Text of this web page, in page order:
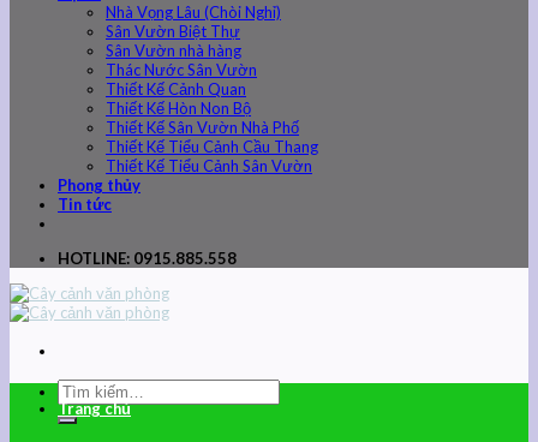
Nhà Vọng Lâu (Chòi Nghỉ)
Sân Vườn Biệt Thự
Sân Vườn nhà hàng
Thác Nước Sân Vườn
Thiết Kế Cảnh Quan
Thiết Kế Hòn Non Bộ
Thiết Kế Sân Vườn Nhà Phố
Thiết Kế Tiểu Cảnh Cầu Thang
Thiết Kế Tiểu Cảnh Sân Vườn
Phong thủy
Tin tức
HOTLINE: 0915.885.558
Trang chủ